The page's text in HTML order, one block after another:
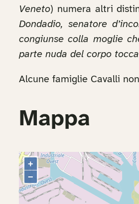
Veneto) numera altri
Dondadio, senatore
congiunse colla moglie
parte nuda del corpo
Alcune famiglie Cavalli
Mappa